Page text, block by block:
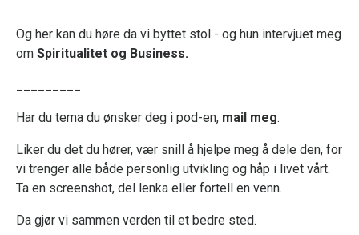
Og her kan du høre da vi byttet stol - og hun intervjuet meg
om Spiritualitet og Business.
Har du tema du ønsker deg i pod-en, mail meg.
Liker du det du hører, vær snill å hjelpe meg å dele den, for
vi trenger alle både personlig utvikling og håp i livet vårt.
Ta en screenshot, del lenka eller fortell en venn.
Da gjør vi sammen verden til et bedre sted.